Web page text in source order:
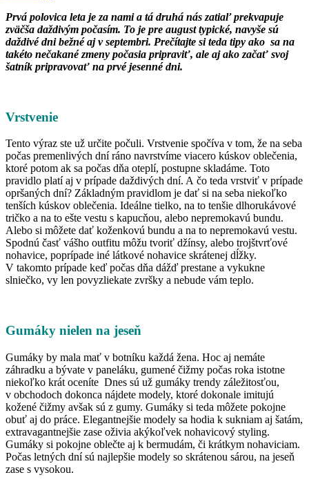
Prvá polovica leta je za nami a tá druhá nás zatiaľ prekvapuje
zväčša daždivým počasím. To je pre august typické, navyše sú
daždivé dni bežné aj v septembri. Prečítajte si teda tipy ako sa na
takéto nečakané zmeny počasia pripraviť, ale aj ako začať svoj
šatník pripravovať na prvé jesenné dni.
Vrstvenie
Tento výraz ste už určite počuli. Vrstvenie spočíva v tom, že na seba
počas premenlivých dní ráno navrstvíme viacero kúskov oblečenia,
ktoré potom ak sa počas dňa oteplí, postupne skladáme. Toto
pravidlo platí aj v prípade daždivých dní. A čo teda vrstviť v prípade
opršaných dní? Základným pravidlom je dať si na seba niekoľko
tenších kúskov oblečenia. Ideálne tielko, na to tenšie dlhorukávové
tričko a na to ešte vestu s kapucňou, alebo nepremokavú bundu.
Alebo si môžete dať koženkovú bundu a na to nepremokavú vestu.
Spodnú časť vášho outfitu môžu tvoriť džínsy, alebo trojštvrťové
nohavice, poprípade iné látkové nohavice skrátenej dĺžky.
V takomto prípade keď počas dňa dážď prestane a vykukne
slniečko, vy len povyzliekate zvršky a nebude vám teplo.
Gumáky nielen na jeseň
Gumáky by mala mať v botníku každá žena. Hoc aj nemáte
záhradku a bývate v paneláku, gumené čižmy počas roka istotne
niekoľko krát oceníte Dnes sú už gumáky trendy záležitosťou,
v obchodoch dokonca nájdete modely, ktoré dokonale imitujú
kožené čižmy avšak sú z gumy. Gumáky si teda môžete pokojne
obuť aj do práce. Elegantnejšie modely sa hodia k sukniam aj šatám,
extravagantnejšie zase oživia akýkoľvek nohavicový styling.
Gumáky si pokojne oblečte aj k bermudám, či krátkym nohaviciam.
Počas letných dní sú najlepšie modely so skrátenou sárou, na jeseň
zase s vysokou.